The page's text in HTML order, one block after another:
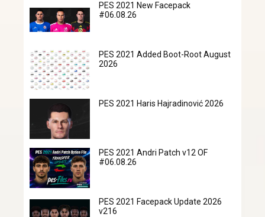
PES 2021 New Facepack
#06.08.26
PES 2021 Added Boot-Root August
2026
PES 2021 Haris Hajradinović 2026
PES 2021 Andri Patch v12 OF
#06.08.26
PES 2021 Facepack Update 2026
v216